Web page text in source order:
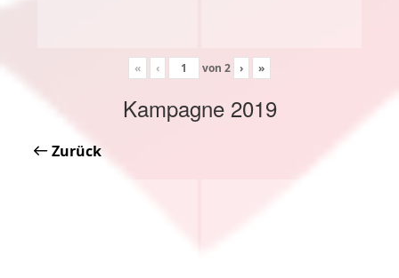
« ‹ von 2 › »
Kampagne 2019
Zurück